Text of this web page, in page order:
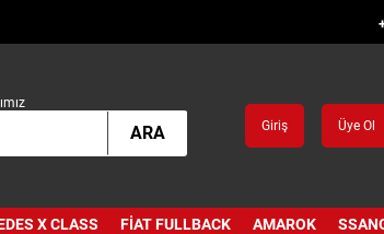
ARA Giriş Üye Ol
X CLASS FIAT FULLBACK AMAROK